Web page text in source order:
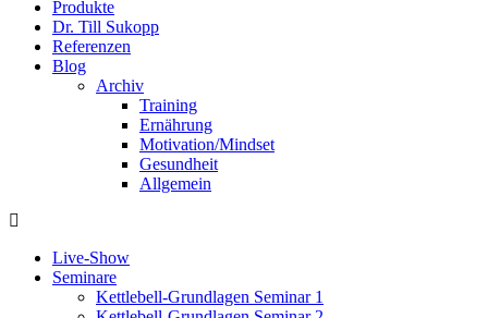
Produkte
Dr. Till Sukopp
Referenzen
Blog
Archiv
Training
Ernährung
Motivation/Mindset
Gesundheit
Allgemein
Live-Show
Seminare
Kettlebell-Grundlagen Seminar 1